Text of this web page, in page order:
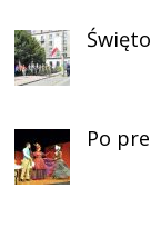
Po